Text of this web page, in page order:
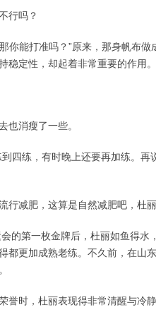
行吗？
能打准吗？”原来，那身帆布做
稳定性，却起着非常重要的作用。
消瘦了一些。
练，有时晚上还要再加练。再
减肥，这算是自然减肥吧，杜丽
第一枚金牌后，杜丽如鱼得水
都更加成熟老练。不久前，在山
时，杜丽表现得非常清醒与冷静